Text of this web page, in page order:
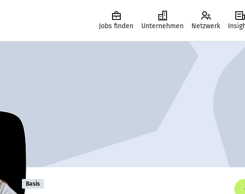
Jobs finden Unternehmen Netzwerk
Basis